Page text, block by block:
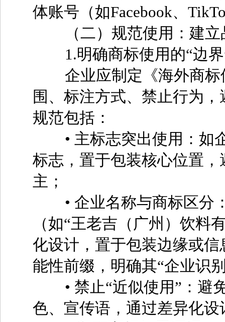
体账号（如Facebook、
（二）规范使用：建立
1.明确商标使用的“边界
企业应制定《海外商标
围、标注方式、禁止行为
规范包括：
• 主标志突出使用：如企
标志，置于包装核心位置
主；
• 企业名称与商标区分
（如“王老吉（广州）饮料
化设计，置于包装边缘或信
能性前缀，明确其“企业识
• 禁止“近似使用”：避
色、宣传语，通过差异化